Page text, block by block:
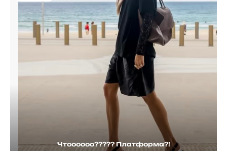
Чтоооооо????? Платформа?!